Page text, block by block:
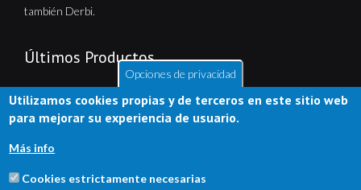
también Derbi.
Últimos Productos
Opciones de privacidad
Utilizamos cookies propias y de terceros en este sitio web
para mejorar su experiencia de usuario.
Más info
Cookies estrictamente necesarias